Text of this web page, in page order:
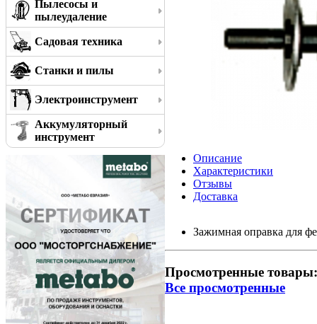
Пылесосы и
пылеудаление
Садовая техника
Станки и пилы
Электроинструмент
Аккумуляторный
инструмент
Описание
Характеристики
Отзывы
Доставка
Зажимная оправка для
Просмотренные товары:
Все просмотренные